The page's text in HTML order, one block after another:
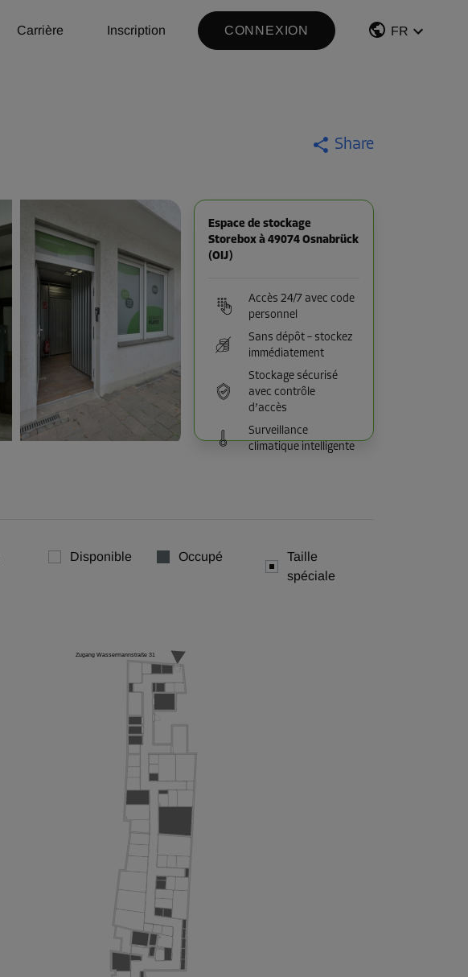
Carrière Inscription CONNEXION FR
Share
Espace de stockage
Storebox à 49074 Osnabrück
(OIJ)
Accès 24/7 avec code
personnel
Sans dépôt – stockez
immédiatement
Stockage sécurisé
avec contrôle
d’accès
Surveillance
climatique intelligente
Disponible Occupé
Taille
spéciale
Zugang Wassermannstraße 31